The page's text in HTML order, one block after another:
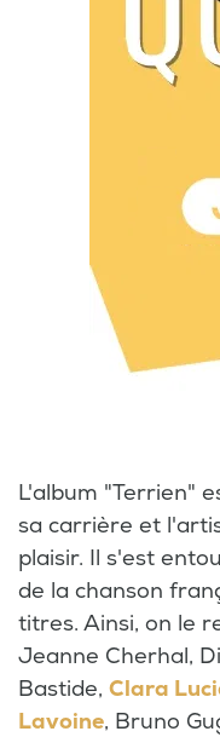
L'album "Terrien"
sa carrière et
plaisir. Il s'est
de la chanson
titres. Ainsi, on le
Jeanne Cherhal,
Bastide, Clara
Lavoine, Bruno